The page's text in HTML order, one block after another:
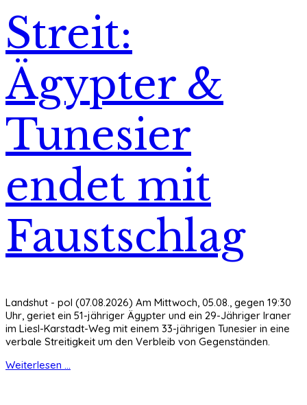
Streit:
Ägypter &
Tunesier
endet mit
Faustschlag
Landshut - pol (07.08.2026) Am Mittwoch, 05.08., gegen 19:30
Uhr, geriet ein 51-jähriger Ägypter und ein 29-Jähriger Iraner
im Liesl-Karstadt-Weg mit einem 33-jährigen Tunesier in eine
verbale Streitigkeit um den Verbleib von Gegenständen.
Weiterlesen ...